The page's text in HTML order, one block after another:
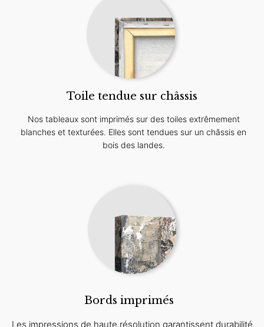
Toile tendue sur châssis
Nos tableaux sont imprimés sur des toiles extrêmement
blanches et texturées. Elles sont tendues sur un châssis en
bois des landes.
Bords imprimés
Les impressions de haute résolution garantissent durabilité